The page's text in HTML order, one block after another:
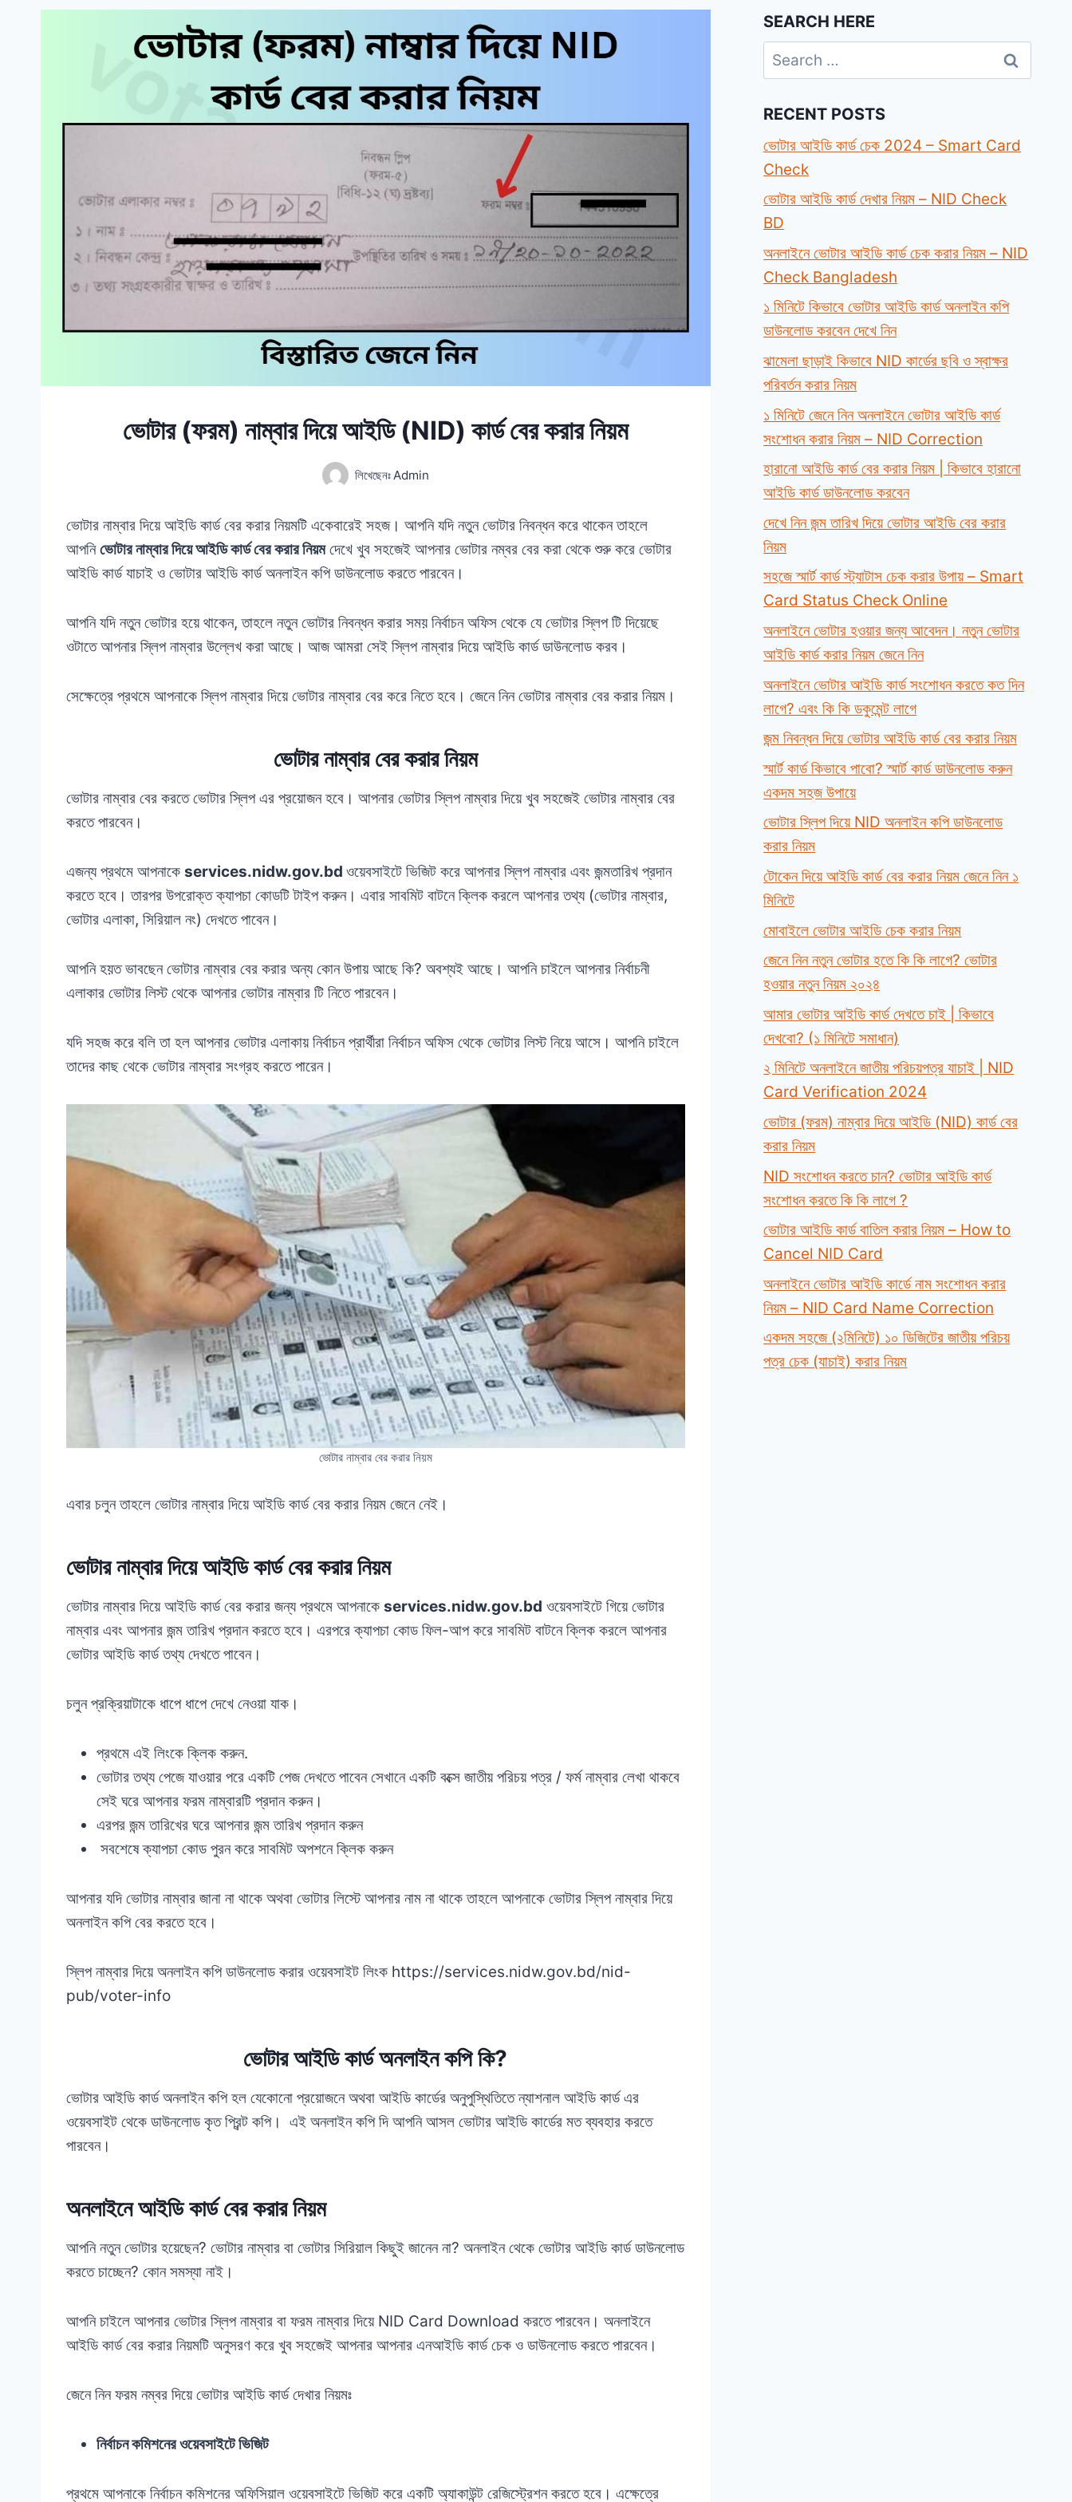
ভোটার (ফরম) নাম্বার দিয়ে আইডি (NID) কার্ড বের করার নিয়ম
লিখেছেনঃAdmin
ভোটার নাম্বার দিয়ে আইডি কার্ড বের করার নিয়মটি একেবারেই সহজ। আপনি যদি নতুন ভোটার নিবন্ধন করে থাকেন তাহলে
আপনিভোটার নাম্বার দিয়ে আইডি কার্ড বের করার নিয়মদেখে খুব সহজেই আপনার ভোটার নম্বর বের করা থেকে শুরু করে ভোটার
আইডি কার্ড যাচাই ও ভোটার আইডি কার্ড অনলাইন কপি ডাউনলোড করতে পারবেন।
আপনি যদি নতুন ভোটার হয়ে থাকেন, তাহলে নতুন ভোটার নিবন্ধন করার সময় নির্বাচন অফিস থেকে যে ভোটার স্লিপ টি দিয়েছে
ওটাতে আপনার স্লিপ নাম্বার উল্লেখ করা আছে। আজ আমরা সেই স্লিপ নাম্বার দিয়ে আইডি কার্ড ডাউনলোড করব।
সেক্ষেত্রে প্রথমে আপনাকে স্লিপ নাম্বার দিয়ে ভোটার নাম্বার বের করে নিতে হবে। জেনে নিন ভোটার নাম্বার বের করার নিয়ম।
ভোটার নাম্বার বের করার নিয়ম
ভোটার নাম্বার বের করতে ভোটার স্লিপ এর প্রয়োজন হবে। আপনার ভোটার স্লিপ নাম্বার দিয়ে খুব সহজেই ভোটার নাম্বার বের
করতে পারবেন।
এজন্য প্রথমে আপনাকে services.nidw.gov.bd ওয়েবসাইটে ভিজিট করে আপনার স্লিপ নাম্বার এবং জন্মতারিখ প্রদান
করতে হবে। তারপর উপরোক্ত ক্যাপচা কোডটি টাইপ করুন। এবার সাবমিট বাটনে ক্লিক করলে আপনার তথ্য (ভোটার নাম্বার,
ভোটার এলাকা, সিরিয়াল নং) দেখতে পাবেন।
আপনি হয়ত ভাবছেন ভোটার নাম্বার বের করার অন্য কোন উপায় আছে কি? অবশ্যই আছে। আপনি চাইলে আপনার নির্বাচনী
এলাকার ভোটার লিস্ট থেকে আপনার ভোটার নাম্বার টি নিতে পারবেন।
যদি সহজ করে বলি তা হল আপনার ভোটার এলাকায় নির্বাচন প্রার্থীরা নির্বাচন অফিস থেকে ভোটার লিস্ট নিয়ে আসে। আপনি চাইলে
তাদের কাছ থেকে ভোটার নাম্বার সংগ্রহ করতে পারেন।
ভোটার নাম্বার বের করার নিয়ম
এবার চলুন তাহলে ভোটার নাম্বার দিয়ে আইডি কার্ড বের করার নিয়ম জেনে নেই।
ভোটার নাম্বার দিয়ে আইডি কার্ড বের করার নিয়ম
ভোটার নাম্বার দিয়ে আইডি কার্ড বের করার জন্য প্রথমে আপনাকে services.nidw.gov.bd ওয়েবসাইটে গিয়ে ভোটার
নাম্বার এবং আপনার জন্ম তারিখ প্রদান করতে হবে। এরপরে ক্যাপচা কোড ফিল-আপ করে সাবমিট বাটনে ক্লিক করলে আপনার
ভোটার আইডি কার্ড তথ্য দেখতে পাবেন।
চলুন প্রক্রিয়াটাকে ধাপে ধাপে দেখে নেওয়া যাক।
প্রথমে এই লিংকে ক্লিক করুন.
ভোটার তথ্য পেজে যাওয়ার পরে একটি পেজ দেখতে পাবেন সেখানে একটি বক্সে জাতীয় পরিচয় পত্র / ফর্ম নাম্বার লেখা থাকবে
সেই ঘরে আপনার ফরম নাম্বারটি প্রদান করুন।
এরপর জন্ম তারিখের ঘরে আপনার জন্ম তারিখ প্রদান করুন
সবশেষে ক্যাপচা কোড পুরন করে সাবমিট অপশনে ক্লিক করুন
আপনার যদি ভোটার নাম্বার জানা না থাকে অথবা ভোটার লিস্টে আপনার নাম না থাকে তাহলে আপনাকে ভোটার স্লিপ নাম্বার দিয়ে
অনলাইন কপি বের করতে হবে।
স্লিপ নাম্বার দিয়ে অনলাইন কপি ডাউনলোড করার ওয়েবসাইট লিংক https://services.nidw.gov.bd/nid-
pub/voter-info
ভোটার আইডি কার্ড অনলাইন কপি কি?
ভোটার আইডি কার্ড অনলাইন কপি হল যেকোনো প্রয়োজনে অথবা আইডি কার্ডের অনুপুস্থিতিতে ন্যাশনাল আইডি কার্ড এর
ওয়েবসাইট থেকে ডাউনলোড কৃত প্রিন্ট কপি। এই অনলাইন কপি দি আপনি আসল ভোটার আইডি কার্ডের মত ব্যবহার করতে
পারবেন।
অনলাইনে আইডি কার্ড বের করার নিয়ম
আপনি নতুন ভোটার হয়েছেন? ভোটার নাম্বার বা ভোটার সিরিয়াল কিছুই জানেন না? অনলাইন থেকে ভোটার আইডি কার্ড ডাউনলোড
করতে চাচ্ছেন? কোন সমস্যা নাই।
আপনি চাইলে আপনার ভোটার স্লিপ নাম্বার বা ফরম নাম্বার দিয়ে NID Card Download করতে পারবেন। অনলাইনে
আইডি কার্ড বের করার নিয়মটি অনুসরণ করে খুব সহজেই আপনার আপনার এনআইডি কার্ড চেক ও ডাউনলোড করতে পারবেন।
জেনে নিন ফরম নম্বর দিয়ে ভোটার আইডি কার্ড দেখার নিয়মঃ
নির্বাচন কমিশনের ওয়েবসাইটে ভিজিট
প্রথমে আপনাকে নির্বাচন কমিশনের অফিসিয়াল ওয়েবসাইটে ভিজিট করে একটি অ্যাকাউন্ট রেজিস্ট্রেশন করতে হবে। এক্ষেত্রে
SEARCH HERE
Search
for:
RECENT POSTS
ভোটার আইডি কার্ড চেক 2024 – Smart Card
Check
ভোটার আইডি কার্ড দেখার নিয়ম – NID Check
BD
অনলাইনে ভোটার আইডি কার্ড চেক করার নিয়ম – NID
Check Bangladesh
১ মিনিটে কিভাবে ভোটার আইডি কার্ড অনলাইন কপি
ডাউনলোড করবেন দেখে নিন
ঝামেলা ছাড়াই কিভাবে NID কার্ডের ছবি ও স্বাক্ষর
পরিবর্তন করার নিয়ম
১ মিনিটে জেনে নিন অনলাইনে ভোটার আইডি কার্ড
সংশোধন করার নিয়ম – NID Correction
হারানো আইডি কার্ড বের করার নিয়ম | কিভাবে হারানো
আইডি কার্ড ডাউনলোড করবেন
দেখে নিন জন্ম তারিখ দিয়ে ভোটার আইডি বের করার
নিয়ম
সহজে স্মার্ট কার্ড স্ট্যাটাস চেক করার উপায় – Smart
Card Status Check Online
অনলাইনে ভোটার হওয়ার জন্য আবেদন। নতুন ভোটার
আইডি কার্ড করার নিয়ম জেনে নিন
অনলাইনে ভোটার আইডি কার্ড সংশোধন করতে কত দিন
লাগে? এবং কি কি ডকুমেন্ট লাগে
জন্ম নিবন্ধন দিয়ে ভোটার আইডি কার্ড বের করার নিয়ম
স্মার্ট কার্ড কিভাবে পাবো? স্মার্ট কার্ড ডাউনলোড করুন
একদম সহজ উপায়ে
ভোটার স্লিপ দিয়ে NID অনলাইন কপি ডাউনলোড
করার নিয়ম
টোকেন দিয়ে আইডি কার্ড বের করার নিয়ম জেনে নিন ১
মিনিটে
মোবাইলে ভোটার আইডি চেক করার নিয়ম
জেনে নিন নতুন ভোটার হতে কি কি লাগে? ভোটার
হওয়ার নতুন নিয়ম ২০২৪
আমার ভোটার আইডি কার্ড দেখতে চাই | কিভাবে
দেখবো? (১ মিনিটে সমাধান)
২ মিনিটে অনলাইনে জাতীয় পরিচয়পত্র যাচাই | NID
Card Verification 2024
ভোটার (ফরম) নাম্বার দিয়ে আইডি (NID) কার্ড বের
করার নিয়ম
NID সংশোধন করতে চান? ভোটার আইডি কার্ড
সংশোধন করতে কি কি লাগে ?
ভোটার আইডি কার্ড বাতিল করার নিয়ম – How to
Cancel NID Card
অনলাইনে ভোটার আইডি কার্ডে নাম সংশোধন করার
নিয়ম – NID Card Name Correction
একদম সহজে (২মিনিটে) ১০ ডিজিটের জাতীয় পরিচয়
পত্র চেক (যাচাই) করার নিয়ম